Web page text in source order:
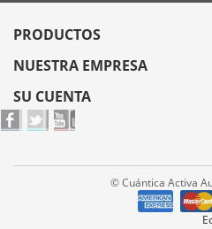
PRODUCTOS
NUESTRA EMPRESA
SU CUENTA
© Cuántica Activa